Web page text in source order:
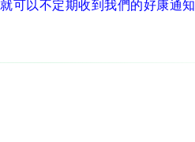
就可以不定期收到我們的好康通知